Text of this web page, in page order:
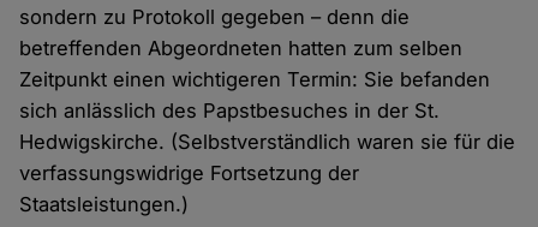
sondern zu Protokoll gegeben – denn die
betreffenden Abgeordneten hatten zum selben
Zeitpunkt einen wichtigeren Termin: Sie befanden
sich anlässlich des Papstbesuches in der St.
Hedwigskirche. (Selbstverständlich waren sie für die
verfassungswidrige Fortsetzung der
Staatsleistungen.)